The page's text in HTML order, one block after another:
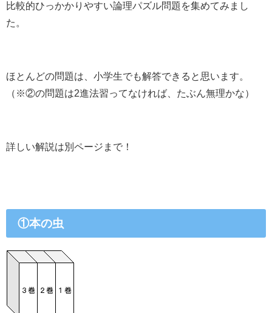
比較的ひっかかりやすい論理パズル問題を集めてみまし
た。
ほとんどの問題は、小学生でも解答できると思います。
（※②の問題は2進法習ってなければ、たぶん無理かな）
詳しい解説は別ページまで！
①本の虫